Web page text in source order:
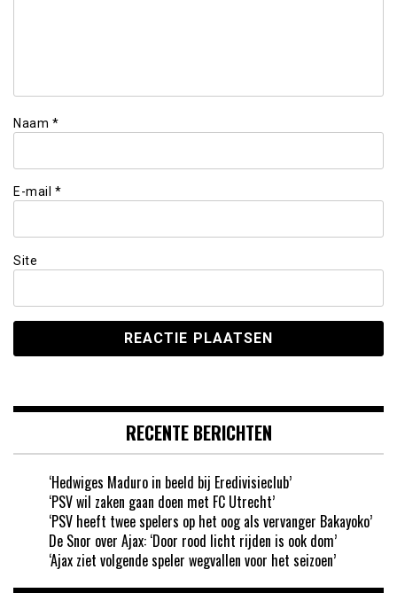
Naam *
E-mail *
Site
RECENTE BERICHTEN
‘Hedwiges Maduro in beeld bij Eredivisieclub’
‘PSV wil zaken gaan doen met FC Utrecht’
‘PSV heeft twee spelers op het oog als vervanger Bakayoko’
De Snor over Ajax: ‘Door rood licht rijden is ook dom’
‘Ajax ziet volgende speler wegvallen voor het seizoen’